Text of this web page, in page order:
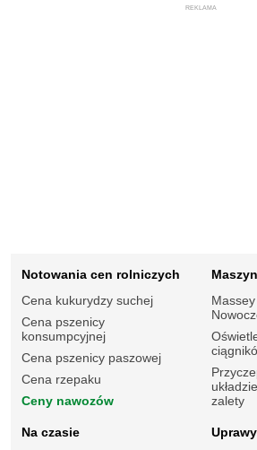
REKLAMA
Notowania cen rolniczych
Cena kukurydzy suchej
Cena pszenicy
konsumpcyjnej
Cena pszenicy paszowej
Cena rzepaku
Ceny nawozów
zalety
Na czasie
Uprawy